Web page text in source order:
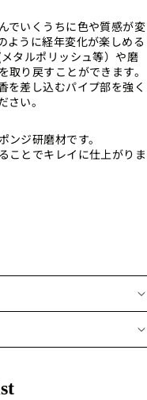
でいくうちに色や質感が変
ように経年変化が楽しめる
タルポリッシュ等）や磨
り戻すことができます。
を差し込むパイプ部を強く
い。
ジ研磨材です。
ことでキレイに仕上がりま